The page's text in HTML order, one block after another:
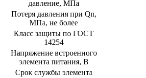
давление, МПа
Потеря давления при Qn,
МПа, не более
Класс защиты по ГОСТ
14254
Напряжение встроенного
элемента питания, В
Срок службы элемента